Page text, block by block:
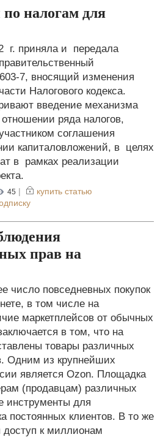
налогам для
г. приняла и передала
7, вносящий изменения
Налогового кодекса.
введение механизма
ряда налогов,
соглашения
капиталовложений, в целях
в рамках реализации
45 |
купить статью
прав на
число повседневных покупок
в том числе на
маркетплейсов от обычных
в том, что на
товары различных
Одним из крупнейших
является Ozon. Площадка
(продавцам) различных
инструменты для
постоянных клиентов. В то же
доступ к миллионам